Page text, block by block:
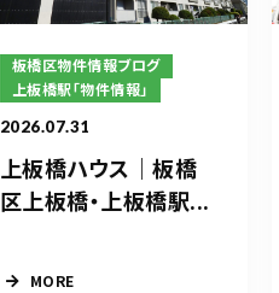
板橋区物件情報ブログ
上板橋駅「物件情報」
2026.07.31
上板橋ハウス｜板橋
区上板橋・上板橋駅...
MORE